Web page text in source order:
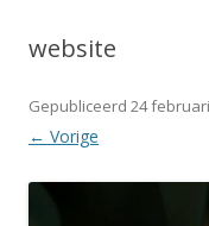
website
Gepubliceerd 24
← Vorige